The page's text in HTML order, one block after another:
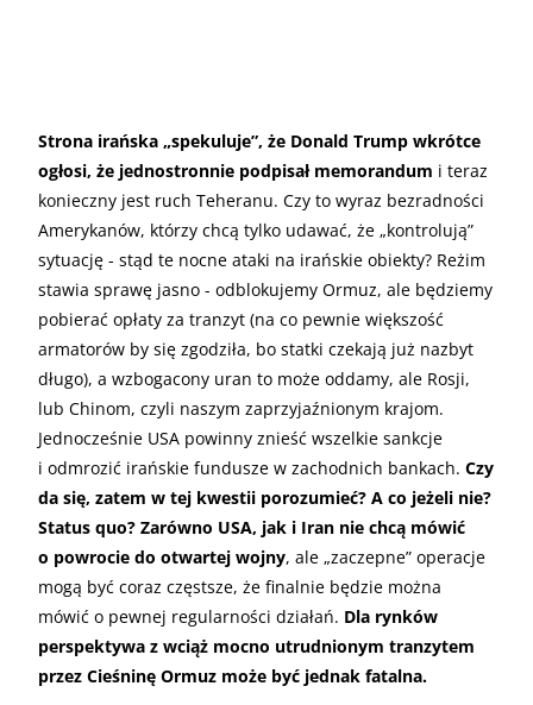
Strona irańska „spekuluje”, że Donald Trump wkrótce
ogłosi, że jednostronnie podpisał memorandum i teraz
konieczny jest ruch Teheranu. Czy to wyraz bezradności
Amerykanów, którzy chcą tylko udawać, że „kontrolują”
sytuację - stąd te nocne ataki na irańskie obiekty? Reżim
stawia sprawę jasno - odblokujemy Ormuz, ale będziemy
pobierać opłaty za tranzyt (na co pewnie większość
armatorów by się zgodziła, bo statki czekają już nazbyt
długo), a wzbogacony uran to może oddamy, ale Rosji,
lub Chinom, czyli naszym zaprzyjaźnionym krajom.
Jednocześnie USA powinny znieść wszelkie sankcje
i odmrozić irańskie fundusze w zachodnich bankach. Czy
da się, zatem w tej kwestii porozumieć? A co jeżeli nie?
Status quo? Zarówno USA, jak i Iran nie chcą mówić
o powrocie do otwartej wojny, ale „zaczepne” operacje
mogą być coraz częstsze, że finalnie będzie można
mówić o pewnej regularności działań. Dla rynków
perspektywa z wciąż mocno utrudnionym tranzytem
przez Cieśninę Ormuz może być jednak fatalna.